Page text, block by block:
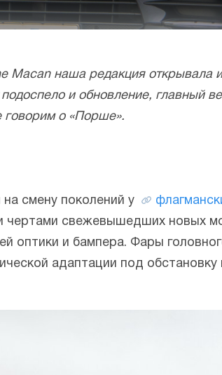
Macan наша редакция открывала
и обновление, главный
о «Порше».
на смену поколений у
чертами свежевышедших новых
оптики и бампера. Фары
адаптации под обстановку